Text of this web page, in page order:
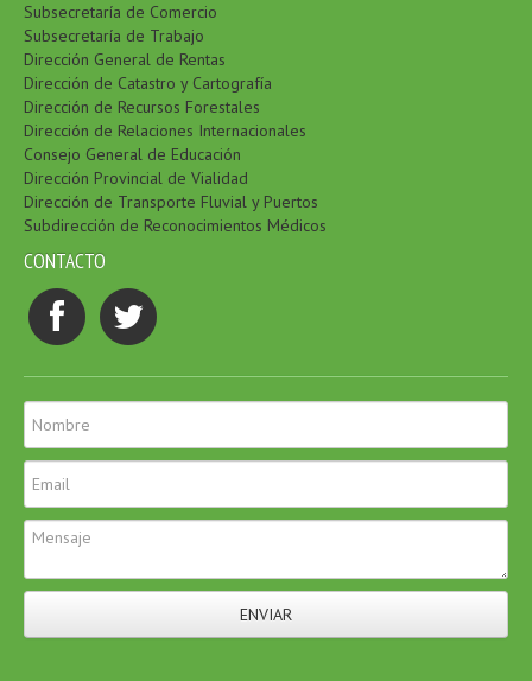
Subsecretaría de Comercio
Subsecretaría de Trabajo
Dirección General de Rentas
Dirección de Catastro y Cartografía
Dirección de Recursos Forestales
Dirección de Relaciones Internacionales
Consejo General de Educación
Dirección Provincial de Vialidad
Dirección de Transporte Fluvial y Puertos
Subdirección de Reconocimientos Médicos
CONTACTO
ENVIAR